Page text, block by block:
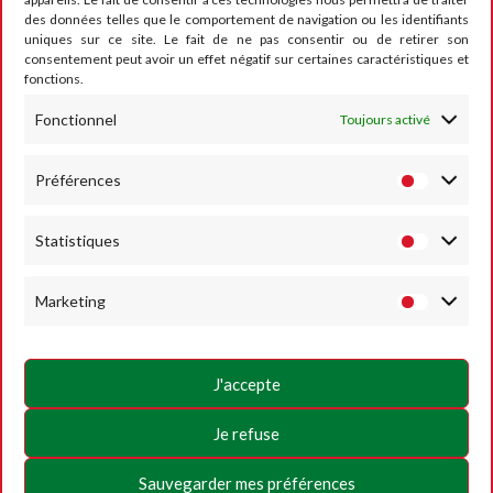
des données telles que le comportement de navigation ou les identifiants
uniques sur ce site. Le fait de ne pas consentir ou de retirer son
consentement peut avoir un effet négatif sur certaines caractéristiques et
fonctions.
Fonctionnel Toujours activé
Préférences
Statistiques
Marketing
J'accepte
Je refuse
Sauvegarder mes préférences
CONTACT
RUMESM ASBL – Circuit Jules Tacheny
B-5640 Mettet
Email :info@mettet-xp.be
TVA : BE0409 501 435
Conditions générales d’utilisation
SUIVEZ-NOUS